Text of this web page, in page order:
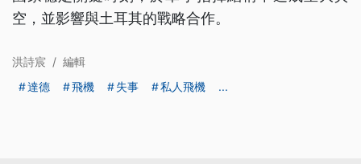
空，並影響與土耳其的戰略合作。
洪詩宸 / 編輯
達德
飛機 失事 私人飛機 ...